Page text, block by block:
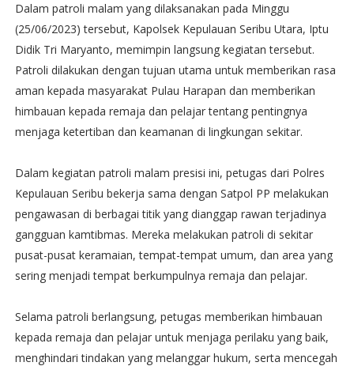
Dalam patroli malam yang dilaksanakan pada Minggu
(25/06/2023) tersebut, Kapolsek Kepulauan Seribu Utara, Iptu
Didik Tri Maryanto, memimpin langsung kegiatan tersebut.
Patroli dilakukan dengan tujuan utama untuk memberikan rasa
aman kepada masyarakat Pulau Harapan dan memberikan
himbauan kepada remaja dan pelajar tentang pentingnya
menjaga ketertiban dan keamanan di lingkungan sekitar.
Dalam kegiatan patroli malam presisi ini, petugas dari Polres
Kepulauan Seribu bekerja sama dengan Satpol PP melakukan
pengawasan di berbagai titik yang dianggap rawan terjadinya
gangguan kamtibmas. Mereka melakukan patroli di sekitar
pusat-pusat keramaian, tempat-tempat umum, dan area yang
sering menjadi tempat berkumpulnya remaja dan pelajar.
Selama patroli berlangsung, petugas memberikan himbauan
kepada remaja dan pelajar untuk menjaga perilaku yang baik,
menghindari tindakan yang melanggar hukum, serta mencegah